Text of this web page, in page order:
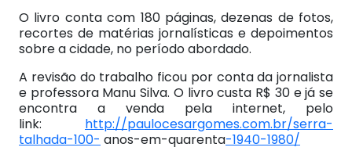
O livro conta com 180 páginas, dezenas de fotos,
recortes de matérias jornalísticas e depoimentos
sobre a cidade, no período abordado.
A revisão do trabalho ficou por conta da jornalista
e professora Manu Silva. O livro custa R$ 30 e já se
encontra a venda pela internet, pelo
link: http://paulocesargomes.com.br/serra-
talhada-100- anos-em-quarenta-1940-1980/